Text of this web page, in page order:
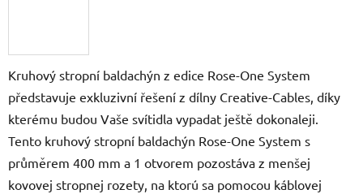
Kruhový stropní baldachýn z edice Rose-One System
představuje exkluzivní řešení z dílny Creative-Cables, díky
kterému budou Vaše svítidla vypadat ještě dokonaleji.
Tento kruhový stropní baldachýn Rose-One System s
průměrem 400 mm a 1 otvorem pozostáva z menšej
kovovej stropnej rozety, na ktorú sa pomocou káblovej